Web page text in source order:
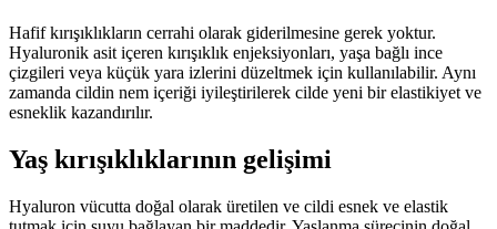
Hafif kırışıklıkların cerrahi olarak giderilmesine gerek yoktur.
Hyaluronik asit içeren kırışıklık enjeksiyonları, yaşa bağlı ince
çizgileri veya küçük yara izlerini düzeltmek için kullanılabilir. Aynı
zamanda cildin nem içeriği iyileştirilerek cilde yeni bir elastikiyet ve
esneklik kazandırılır.
Yaş kırışıklıklarının gelişimi
Hyaluron vücutta doğal olarak üretilen ve cildi esnek ve elastik